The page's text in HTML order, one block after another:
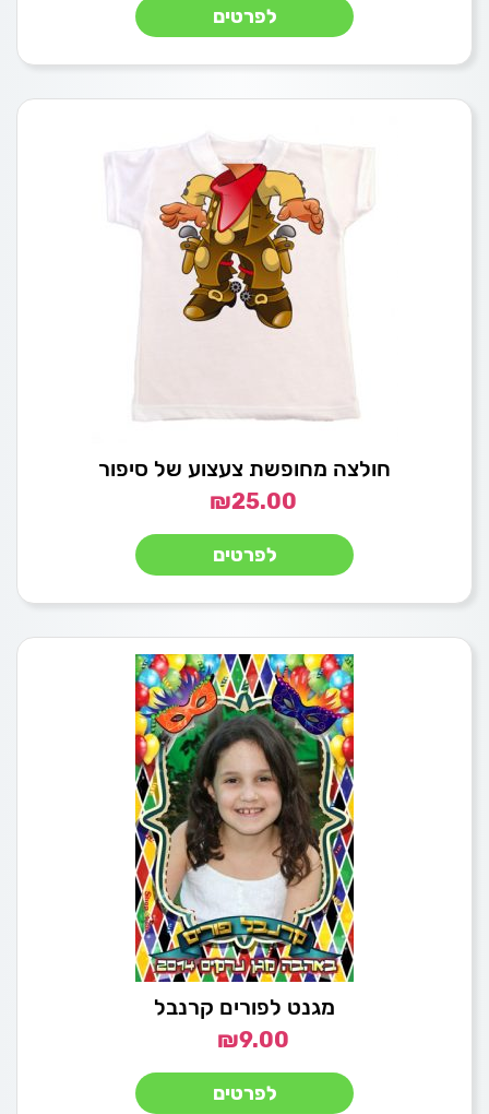
לפרטים
חולצה מחופשת צעצוע של סיפור
₪25.00
לפרטים
מגנט לפורים קרנבל
₪9.00
לפרטים